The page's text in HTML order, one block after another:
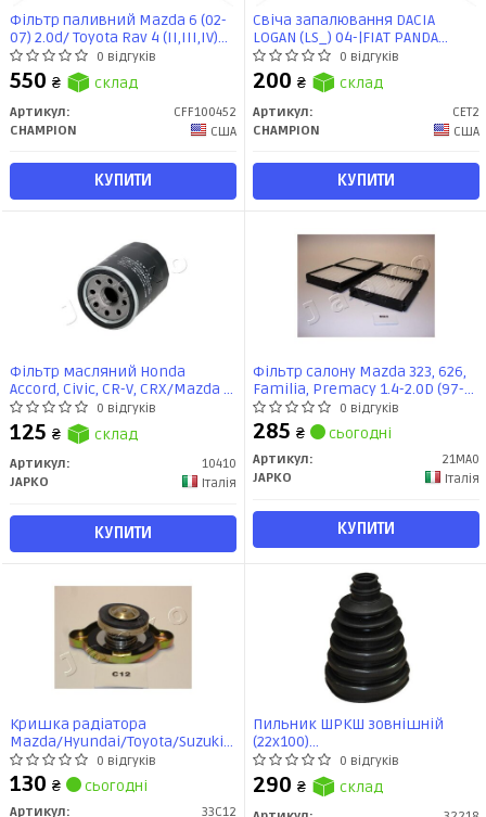
Фільтр паливний Mazda 6 (02-
07) 2.0d/ Toyota Rav 4 (II,III,IV)
2.0, 2.2d (CFF100452) CHAMPION
0 відгуків
550 ₴ склад
Артикул:
CFF100452
CHAMPION
США
КУПИТИ
Свіча запалювання DACIA
LOGAN (LS_) 04-|FIAT PANDA
(169_) 03-, PUNTO (176_) (CET2)
CHAMPION
0 відгуків
200 ₴ склад
Артикул:
CET2
CHAMPION
США
КУПИТИ
Фільтр масляний Honda
Accord, Civic, CR-V, CRX/Mazda 3,
6/Opel Vectra b, Corsa, Kadett
(10410) JAPKO
0 відгуків
125 ₴ склад
Артикул:
10410
JAPKO
Італія
КУПИТИ
Фільтр салону Mazda 323, 626,
Familia, Premacy 1.4-2.0D (97-
05) (21MA0) JAPKO
0 відгуків
285 ₴ сьогодні
Артикул:
21MA0
JAPKO
Італія
КУПИТИ
Кришка радіатора
Mazda/Hyundai/Toyota/Suzuki/Nissan/Mitsubishi/Honda/Daihatsu
(-01) (33C12) JAPKO
0 відгуків
130 ₴ сьогодні
Артикул:
33C12
Пильник ШРКШ зовнішній
(22x100)
BMW/Chevrolet/Citroen/Dacia/
(32218) Asam
0 відгуків
290 ₴ склад